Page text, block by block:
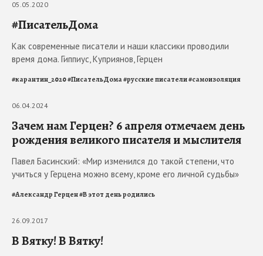
05.05.2020
#ПисательДома
Как современные писатели и наши классики проводили
время дома. Гиппиус, Куприянов, Герцен
#карантин_2020#ПисательДома#русские писатели#самоизоляция
06.04.2024
Зачем нам Герцен? 6 апреля отмечаем день
рождения великого писателя и мыслителя
Павел Басинский: «Мир изменился до такой степени, что
учиться у Герцена можно всему, кроме его личной судьбы»
#Александр Герцен#В этот день родились
26.09.2017
В Вятку! В Вятку!